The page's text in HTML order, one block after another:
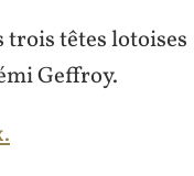
têtes lotoises
Geffroy.